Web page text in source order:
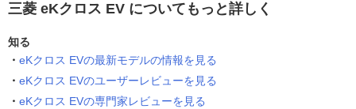
三菱 eKクロス EV についてもっと詳しく
知る
eKクロス EVの最新モデルの情報を見る
eKクロス EVのユーザーレビューを見る
eKクロス EVの専門家レビューを見る